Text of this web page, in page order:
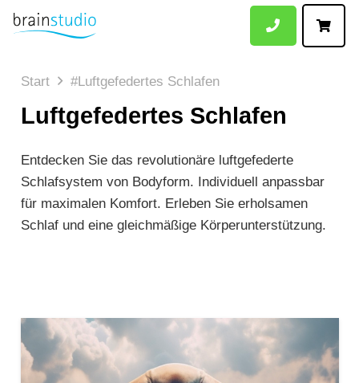
Start #Luftgefedertes Schlafen
Luftgefedertes Schlafen
Entdecken Sie das revolutionäre luftgefederte
Schlafsystem von Bodyform. Individuell anpassbar
für maximalen Komfort. Erleben Sie erholsamen
Schlaf und eine gleichmäßige Körperunterstützung.